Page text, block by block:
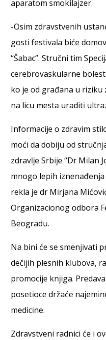
aparatom smokilajzer.
-Osim zdravstvenih
gosti festivala biće
“Šabac”. Stručni tim
cerebrovaskularne
ko je od građana u riziku
na licu mesta uraditi
Informacije o zdravim
moći da dobiju od
zdravlje Srbije “Dr Milan
mnogo lepih
rekla je dr Mirjana
Organizacionog odbora
Beogradu.
Na bini će se smenjivati
dečijih plesnih klubova,
promocije knjiga.
posetioce držaće
medicine.
Zdravstveni radnici će i